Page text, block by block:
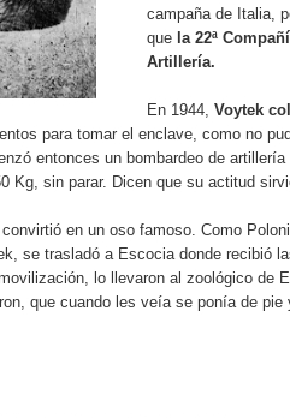
campaña de Italia,
que la 22ª
Artillería.
En 1944, Voytek
para tomar el enclave, como no
entonces un bombardeo de
Kg, sin parar. Dicen que su actitud
en un oso famoso. Como
se trasladó a Escocia donde recibió
lo llevaron al zoológico de
que cuando les veía se ponía de